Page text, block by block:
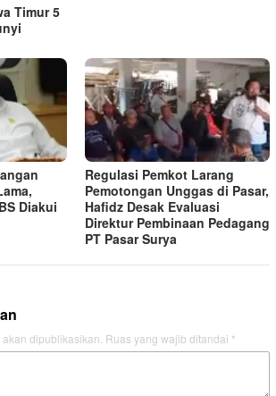
Timur 5
Diakui
Regulasi Pemkot Larang
Pemotongan Unggas di Pasar,
Hafidz Desak Evaluasi
Direktur Pembinaan Pedagang
PT Pasar Surya
dipublikasikan. Ruas yang wajib ditandai *